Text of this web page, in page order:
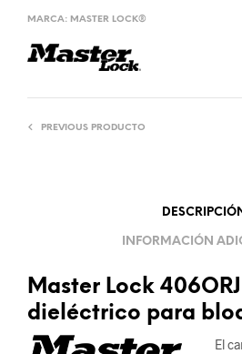
MARCA: MASTER LOCK®
PREVIOUS PRODUCTO
INFORMACIÓN
Master Lock
dieléctrico para
El